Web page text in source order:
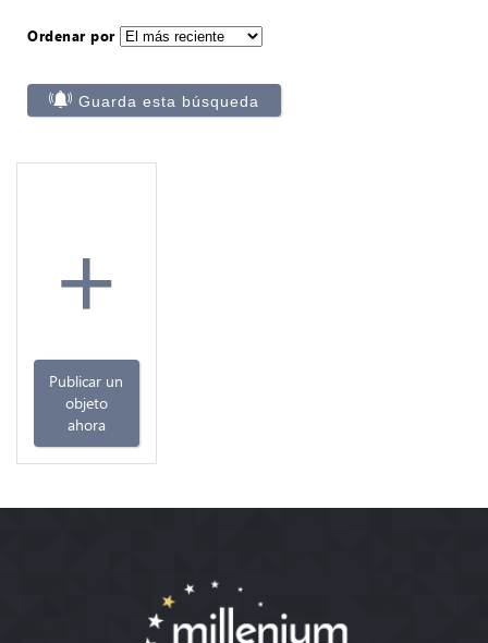
Ordenar por
Guarda esta búsqueda
+
Publicar un
objeto
ahora